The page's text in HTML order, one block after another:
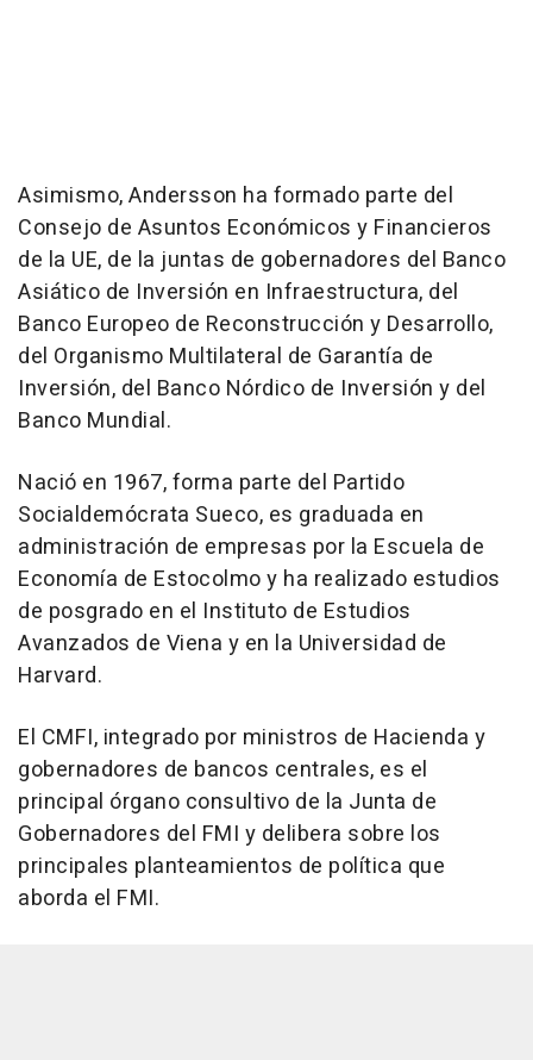
Asimismo, Andersson ha formado parte del
Consejo de Asuntos Económicos y Financieros
de la UE, de la juntas de gobernadores del Banco
Asiático de Inversión en Infraestructura, del
Banco Europeo de Reconstrucción y Desarrollo,
del Organismo Multilateral de Garantía de
Inversión, del Banco Nórdico de Inversión y del
Banco Mundial.
Nació en 1967, forma parte del Partido
Socialdemócrata Sueco, es graduada en
administración de empresas por la Escuela de
Economía de Estocolmo y ha realizado estudios
de posgrado en el Instituto de Estudios
Avanzados de Viena y en la Universidad de
Harvard.
El CMFI, integrado por ministros de Hacienda y
gobernadores de bancos centrales, es el
principal órgano consultivo de la Junta de
Gobernadores del FMI y delibera sobre los
principales planteamientos de política que
aborda el FMI.